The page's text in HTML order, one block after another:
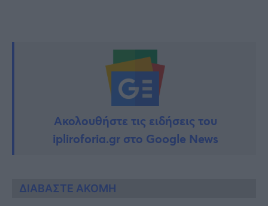
Ακολουθήστε τις ειδήσεις του
ipliroforia.gr στο Google News
ΔΙΑΒΑΣΤΕ ΑΚΟΜΗ